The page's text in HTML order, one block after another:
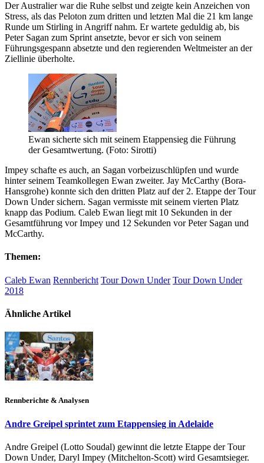
Der Australier war die Ruhe selbst und zeigte kein Anzeichen von
Stress, als das Peloton zum dritten und letzten Mal die 21 km lange
Runde um Stirling in Angriff nahm. Er wartete geduldig ab, bis
Peter Sagan zum Sprint ansetzte, bevor er sich von seinem
Führungsgespann absetzte und den regierenden Weltmeister an der
Ziellinie überholte.
Ewan sicherte sich mit seinem Etappensieg die Führung
der Gesamtwertung. (Foto: Sirotti)
Impey schafte es auch, an Sagan vorbeizuschlüpfen und wurde
hinter seinem Teamkollegen Ewan zweiter. Jay McCarthy (Bora-
Hansgrohe) konnte sich den dritten Platz auf der 2. Etappe der Tour
Down Under sichern. Sagan vermisste mit seinem vierten Platz
knapp das Podium. Caleb Ewan liegt mit 10 Sekunden in der
Gesamtführung vor Impey und 12 Sekunden vor Peter Sagan und
McCarthy.
Themen:
Caleb Ewan Rennbericht Tour Down Under Tour Down Under
2018
Ähnliche Artikel
Rennberichte & Analysen
Andre Greipel sprintet zum Etappensieg in Adelaide
Andre Greipel (Lotto Soudal) gewinnt die letzte Etappe der Tour
Down Under, Daryl Impey (Mitchelton-Scott) wird Gesamtsieger.